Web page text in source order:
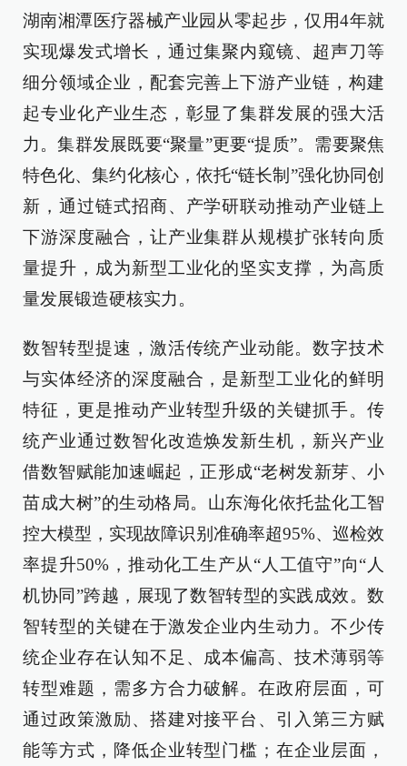
湖南湘潭医疗器械产业园从零起步，仅用4年就
实现爆发式增长，通过集聚内窥镜、超声刀等
细分领域企业，配套完善上下游产业链，构建
起专业化产业生态，彰显了集群发展的强大活
力。集群发展既要“聚量”更要“提质”。需要聚焦
特色化、集约化核心，依托“链长制”强化协同创
新，通过链式招商、产学研联动推动产业链上
下游深度融合，让产业集群从规模扩张转向质
量提升，成为新型工业化的坚实支撑，为高质
量发展锻造硬核实力。
数智转型提速，激活传统产业动能。数字技术
与实体经济的深度融合，是新型工业化的鲜明
特征，更是推动产业转型升级的关键抓手。传
统产业通过数智化改造焕发新生机，新兴产业
借数智赋能加速崛起，正形成“老树发新芽、小
苗成大树”的生动格局。山东海化依托盐化工智
控大模型，实现故障识别准确率超95%、巡检效
率提升50%，推动化工生产从“人工值守”向“人
机协同”跨越，展现了数智转型的实践成效。数
智转型的关键在于激发企业内生动力。不少传
统企业存在认知不足、成本偏高、技术薄弱等
转型难题，需多方合力破解。在政府层面，可
通过政策激励、搭建对接平台、引入第三方赋
能等方式，降低企业转型门槛；在企业层面，